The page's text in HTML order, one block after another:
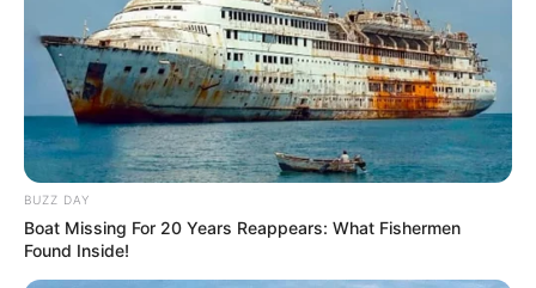
BUZZ DAY
Boat Missing For 20 Years Reappears: What Fishermen
Found Inside!